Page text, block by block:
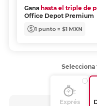
Gana hasta el triple de
Office Depot Premium
1 punto = $1 MXN
Exprés